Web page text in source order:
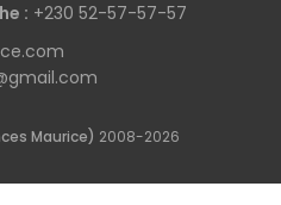
: +230 52-57-57-57
Maurice) 2008-2026